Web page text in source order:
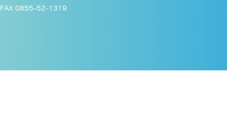
FAX 0855-52-1319